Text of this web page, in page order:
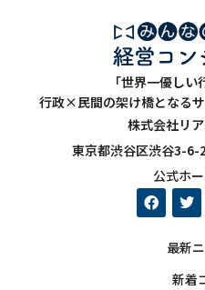
「世界一優しい
行政×民間の架け橋となるサ
株式会社リ
東京都渋谷区渋谷3-6-
公式ホ
最新
新着